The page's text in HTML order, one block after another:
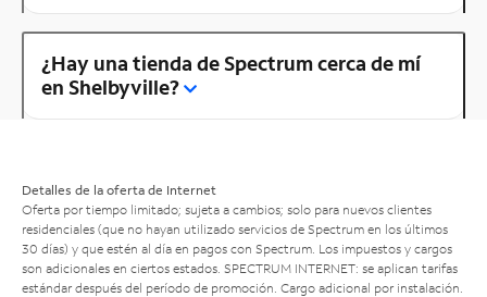
¿Hay una tienda de Spectrum cerca de mí
en Shelbyville?
Detalles de la oferta de Internet
Oferta por tiempo limitado; sujeta a cambios; solo para nuevos clientes
residenciales (que no hayan utilizado servicios de Spectrum en los últimos
30 días) y que estén al día en pagos con Spectrum. Los impuestos y cargos
son adicionales en ciertos estados. SPECTRUM INTERNET: se aplican tarifas
estándar después del período de promoción. Cargo adicional por instalación.